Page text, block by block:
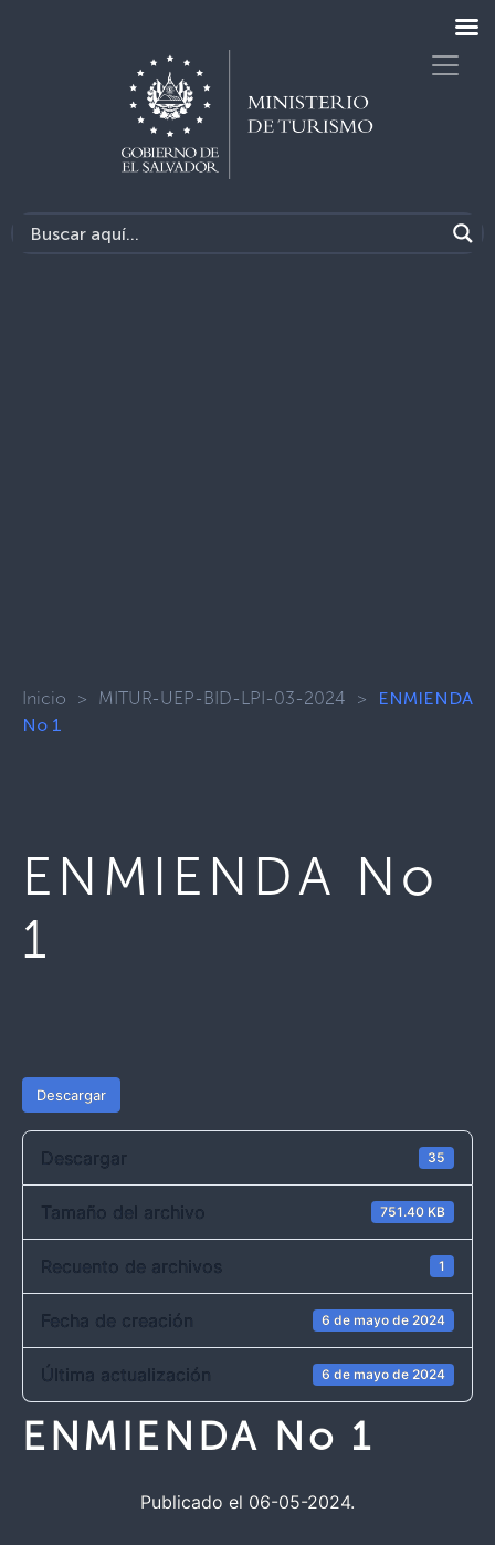
Inicio > MITUR-UEP-BID-LPI-03-2024 >
ENMIENDA
No 1
ENMIENDA No
1
Descargar
Descargar 35
Tamaño del archivo 751.40 KB
Recuento de archivos 1
Fecha de creación 6 de mayo de 2024
Última actualización 6 de mayo de 2024
ENMIENDA No 1
Publicado el 06-05-2024.